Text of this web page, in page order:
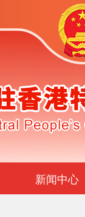
新闻中心